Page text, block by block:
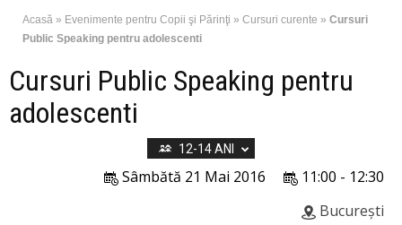
Acasă » Evenimente pentru Copii şi Părinţi » Cursuri curente » Cursuri
Public Speaking pentru adolescenti
Cursuri Public Speaking pentru
adolescenti
12-14 ANI
11:00 - 12:30
Sâmbătă 21 Mai 2016
București